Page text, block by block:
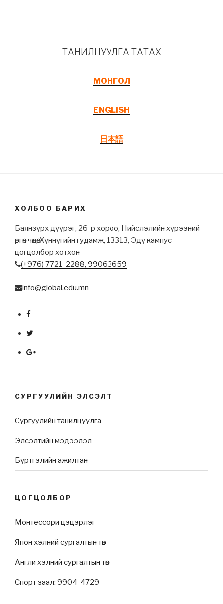
ТАНИЛЦУУЛГА ТАТАХ
МОНГОЛ
ENGLISH
日本語
ХОЛБОО БАРИХ
Баянзүрх дүүрэг, 26-р хороо, Нийслэлийн хүрээний
өргөн чөлөө, Хүннүгийн гудамж, 13313, Эдү кампус
цогцолбор хотхон
(+976) 7721-2288, 99063659
info@global.edu.mn
СУРГУУЛИЙН ЭЛСЭЛТ
Сургуулийн танилцуулга
Элсэлтийн мэдээлэл
Бүртгэлийн ажилтан
ЦОГЦОЛБОР
Монтессори цэцэрлэг
Япон хэлний сургалтын төв
Англи хэлний сургалтын төв
Спорт заал: 9904-4729